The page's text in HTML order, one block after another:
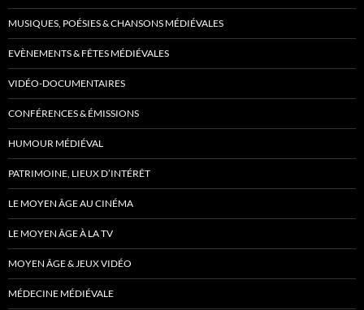
MUSIQUES, POÉSIES & CHANSONS MÉDIÉVALES
EVÈNEMENTS & FÊTES MÉDIÉVALES
VIDÉO-DOCUMENTAIRES
CONFÉRENCES & ÉMISSIONS
HUMOUR MÉDIÉVAL
PATRIMOINE, LIEUX D’INTÉRÊT
LE MOYEN ÂGE AU CINÉMA
LE MOYEN ÂGE À LA TV
MOYEN ÂGE & JEUX VIDÉO
MÉDECINE MÉDIÉVALE